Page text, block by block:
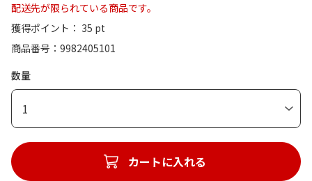
配送先が限られている商品です。
獲得ポイント： 35 pt
商品番号
9982405101
数量
1
カートに入れる